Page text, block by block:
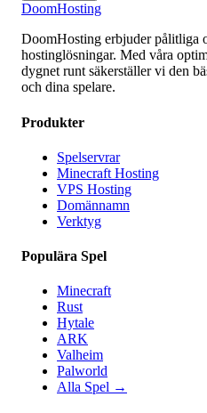
DoomHosting
DoomHosting erbjuder pålitliga
hostinglösningar. Med våra
dygnet runt säkerställer vi den
och dina spelare.
Produkter
Spelservrar
Minecraft Hosting
VPS Hosting
Domännamn
Verktyg
Populära Spel
Minecraft
Rust
Hytale
ARK
Valheim
Palworld
Alla Spel →